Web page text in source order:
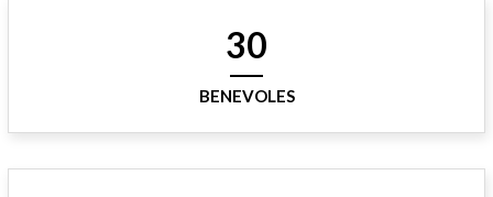
30
BENEVOLES